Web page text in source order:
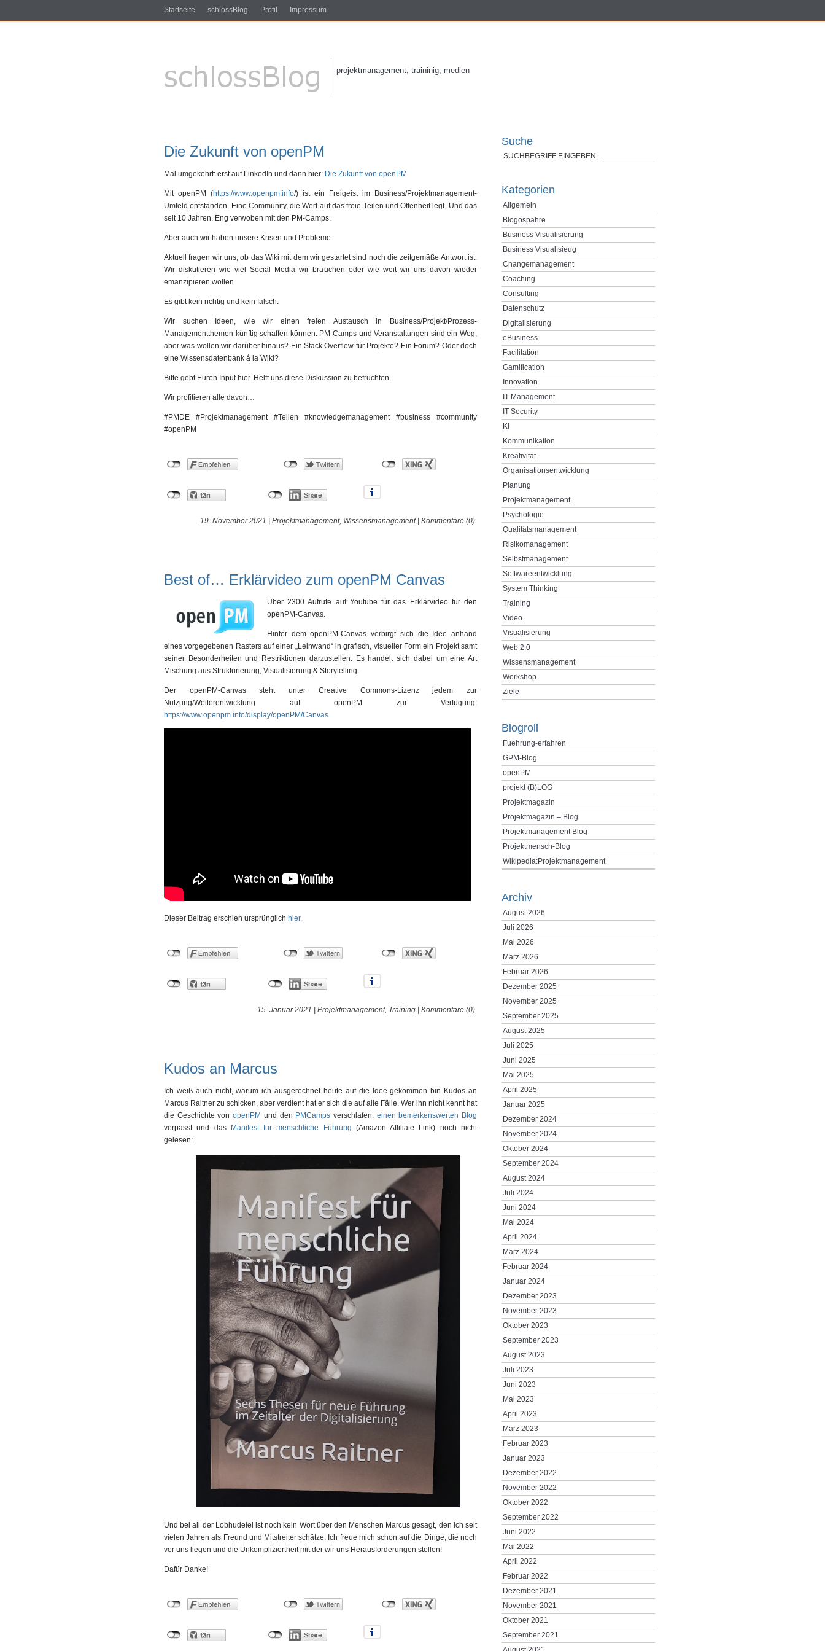
Startseite schlossBlog Profil Impressum
projektmanagement, traininig, medien
Die Zukunft von openPM
Mal umgekehrt: erst auf LinkedIn und dann hier: Die Zukunft von openPM
Mit openPM (https://www.openpm.info/) ist ein Freigeist im Business/Projektmanagement-
Umfeld entstanden. Eine Community, die Wert auf das freie Teilen und Offenheit legt. Und das
seit 10 Jahren. Eng verwoben mit den PM-Camps.
Aber auch wir haben unsere Krisen und Probleme.
Aktuell fragen wir uns, ob das Wiki mit dem wir gestartet sind noch die zeitgemäße Antwort ist.
Wir diskutieren wie viel Social Media wir brauchen oder wie weit wir uns davon wieder
emanzipieren wollen.
Es gibt kein richtig und kein falsch.
Wir suchen Ideen, wie wir einen freien Austausch in Business/Projekt/Prozess-
Managementthemen künftig schaffen können. PM-Camps und Veranstaltungen sind ein Weg,
aber was wollen wir darüber hinaus? Ein Stack Overflow für Projekte? Ein Forum? Oder doch
eine Wissensdatenbank á la Wiki?
Bitte gebt Euren Input hier. Helft uns diese Diskussion zu befruchten.
Wir profitieren alle davon…
#PMDE #Projektmanagement #Teilen #knowledgemanagement #business #community
#openPM
19. November 2021 | Projektmanagement, Wissensmanagement Kommentare (0)
Best of… Erklärvideo zum openPM Canvas
Über 2300 Aufrufe auf Youtube für das Erklärvideo für den
openPM-Canvas.
Hinter dem openPM-Canvas verbirgt sich die Idee anhand
eines vorgegebenen Rasters auf einer „Leinwand“ in grafisch, visueller Form ein Projekt samt
seiner Besonderheiten und Restriktionen darzustellen. Es handelt sich dabei um eine Art
Mischung aus Strukturierung, Visualisierung & Storytelling.
Der openPM-Canvas steht unter Creative Commons-Lizenz jedem zur
Nutzung/Weiterentwicklung auf openPM zur Verfügung:
https://www.openpm.info/display/openPM/Canvas
Dieser Beitrag erschien ursprünglich hier.
15. Januar 2021 | Projektmanagement, Training Kommentare (0)
Kudos an Marcus
Ich weiß auch nicht, warum ich ausgerechnet heute auf die Idee gekommen bin Kudos an
Marcus Raitner zu schicken, aber verdient hat er sich die auf alle Fälle. Wer ihn nicht kennt hat
die Geschichte vonopenPM und den PMCamps verschlafen, einen bemerkenswerten Blog
verpasst und das
Manifest für menschliche Führung (Amazon Affiliate Link) noch nicht
gelesen:
Und bei all der Lobhudelei ist noch kein Wort über den Menschen Marcus gesagt, den ich seit
vielen Jahren als Freund und Mitstreiter schätze. Ich freue mich schon auf die Dinge, die noch
vor uns liegen und die Unkompliziertheit mit der wir uns Herausforderungen stellen!
Dafür Danke!
Suche
Kategorien
Allgemein
Blogospähre
Business Visualisierung
Business Visualísieug
Changemanagement
Coaching
Consulting
Datenschutz
Digitalisierung
eBusiness
Facilitation
Gamification
Innovation
IT-Management
IT-Security
KI
Kommunikation
Kreativität
Organisationsentwicklung
Planung
Projektmanagement
Psychologie
Qualitätsmanagement
Risikomanagement
Selbstmanagement
Softwareentwicklung
System Thinking
Training
Video
Visualisierung
Web 2.0
Wissensmanagement
Workshop
Ziele
Blogroll
Fuehrung-erfahren
GPM-Blog
openPM
projekt (B)LOG
Projektmagazin
Projektmagazin – Blog
Projektmanagement Blog
Projektmensch-Blog
Wikipedia:Projektmanagement
Archiv
August 2026
Juli 2026
Mai 2026
März 2026
Februar 2026
Dezember 2025
November 2025
September 2025
August 2025
Juli 2025
Juni 2025
Mai 2025
April 2025
Januar 2025
Dezember 2024
November 2024
Oktober 2024
September 2024
August 2024
Juli 2024
Juni 2024
Mai 2024
April 2024
März 2024
Februar 2024
Januar 2024
Dezember 2023
November 2023
Oktober 2023
September 2023
August 2023
Juli 2023
Juni 2023
Mai 2023
April 2023
März 2023
Februar 2023
Januar 2023
Dezember 2022
November 2022
Oktober 2022
September 2022
Juni 2022
Mai 2022
April 2022
Februar 2022
Dezember 2021
November 2021
Oktober 2021
September 2021